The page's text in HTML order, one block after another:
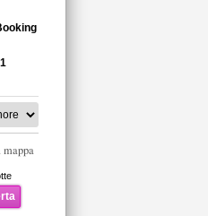
1